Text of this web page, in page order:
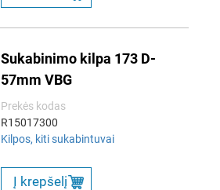
Sukabinimo kilpa 173 D-
57mm VBG
Prekės kodas
R15017300
Kilpos, kiti sukabintuvai
Į krepšelį